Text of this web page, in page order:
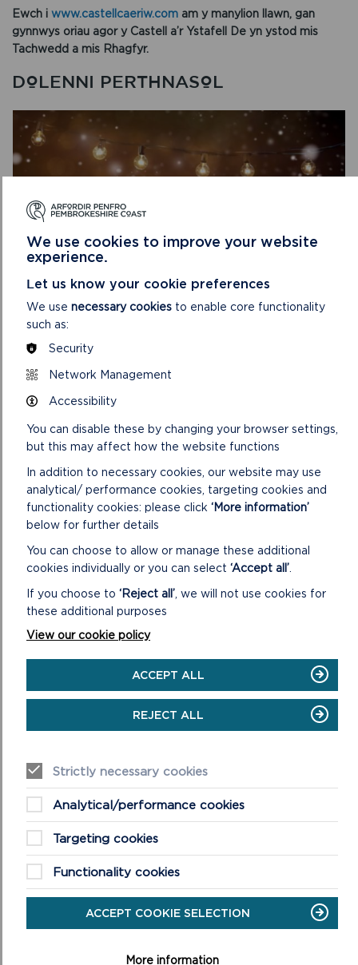
Ewch i www.castellcaeriw.com am y manylion llawn, gan
gynnwys oriau agor y Castell a’r Ystafell De yn ystod mis
Tachwedd a mis Rhagfyr.
DOLENNI PERTHNASOL
TYWYN – GOLEUADAU NADOLIG YNG
NGHASTELL CAERIW
fydd yn agored o Ddydd Iau 17 Tachwedd sy’n cynnig
mynediad AM DDIM bob Dydd Iau-Dydd Sul o ...
DARLLENWCH FWYON
TYWYN
GOLEUADAU
NADOLIG
YNG
NGHASTELL
GROTO SION CORN
Mae Siôn Corn yn aros i gwrdd â chi yn ei Groto hudolus
yn yr Ardd Furiog. Dewch draw i'w gyfarfod, dywedwch
FFENEST NEWYDD)ON
CORN
We use cookies to improve your website
experience.
Let us know your cookie preferences
We use necessary cookies to enable core functionality
such as:
Security
Network Management
Accessibility
You can disable these by changing your browser settings,
but this may affect how the website functions
In addition to necessary cookies, our website may use
analytical/ performance cookies, targeting cookies and
functionality cookies: please click ‘More information’
below for further details
You can choose to allow or manage these additional
cookies individually or you can select ‘Accept all’
If you choose to ‘Reject all’ , we will not use cookies for
these additional purposes
View our cookie policy
ACCEPT ALL
REJECT ALL
Strictly necessary cookies
Analytical/performance cookies
Targeting cookies
Functionality cookies
ACCEPT COOKIE SELECTION
More information